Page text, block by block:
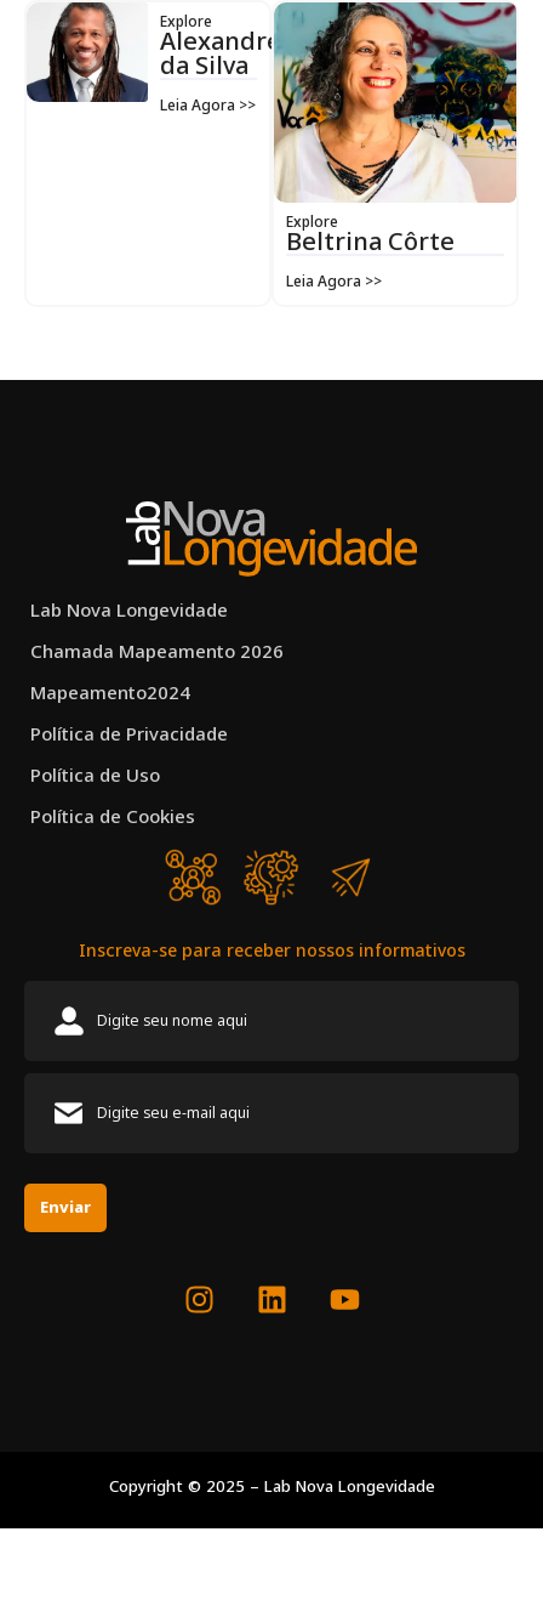
Explore
Alexandre
da Silva
Leia Agora >>
Explore
Beltrina Côrte
Leia Agora >>
Lab Nova Longevidade
Chamada Mapeamento 2026
Mapeamento2024
Política de Privacidade
Política de Uso
Política de Cookies
Inscreva-se para receber nossos informativos
Enviar
Copyright © 2025 – Lab Nova Longevidade